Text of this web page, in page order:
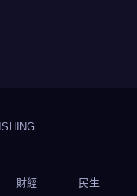
財經 民生